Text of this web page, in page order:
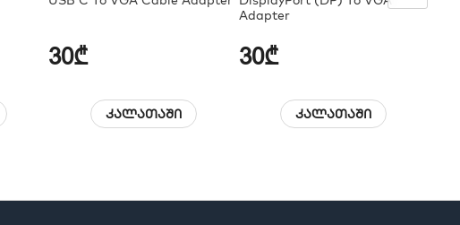
30₾
კალათაში
Adapter
30₾
კალათაში